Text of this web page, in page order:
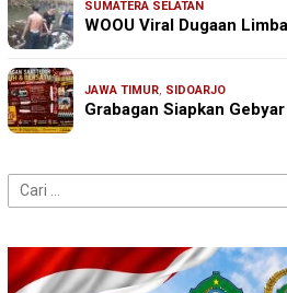
SUMATERA SELATAN
WOOU Viral Dugaan
JAWA TIMUR, SIDOARJO
Grabagan Siapkan
Cari
untuk: